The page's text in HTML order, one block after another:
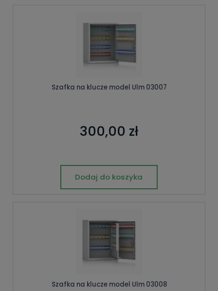
Szafka na klucze model Ulm 03007
300,00 zł
Dodaj do koszyka
Szafka na klucze model Ulm 03008